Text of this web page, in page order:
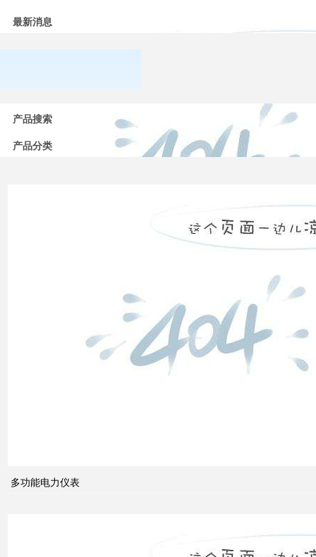
最新消息
常用
低压
高压
配电
组成
产品搜索
产品分类
多功能电力仪表